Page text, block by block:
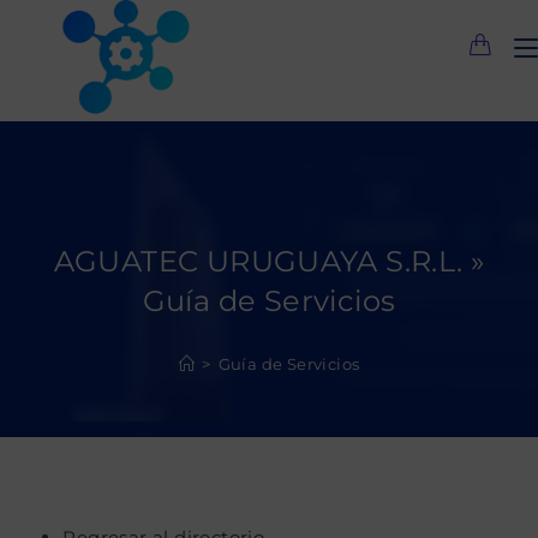
AGUATEC URUGUAYA S.R.L. »
Guía de Servicios
> Guía de Servicios